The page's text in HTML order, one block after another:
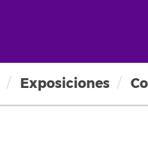
Exposiciones